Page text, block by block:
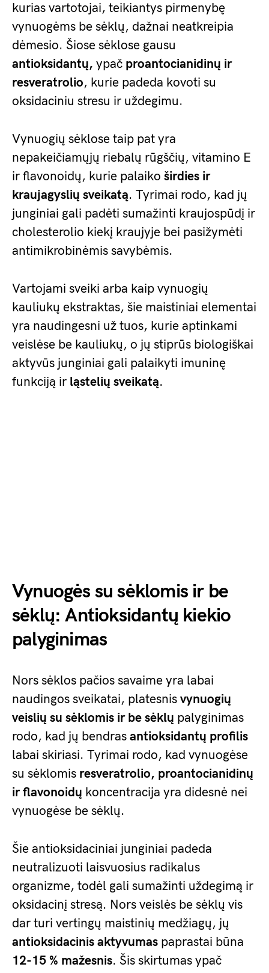
kurias vartotojai, teikiantys pirmenybę
vynuogėms be sėklų, dažnai neatkreipia
dėmesio. Šiose sėklose gausu
antioksidantų, ypač proantocianidinų ir
resveratrolio, kurie padeda kovoti su
oksidaciniu stresu ir uždegimu.
Vynuogių sėklose taip pat yra
nepakeičiamųjų riebalų rūgščių, vitamino E
ir flavonoidų, kurie palaiko širdies ir
kraujagyslių sveikatą. Tyrimai rodo, kad jų
junginiai gali padėti sumažinti kraujospūdį ir
cholesterolio kiekį kraujyje bei pasižymėti
antimikrobinėmis savybėmis.
Vartojami sveiki arba kaip vynuogių
kauliukų ekstraktas, šie maistiniai elementai
yra naudingesni už tuos, kurie aptinkami
veislėse be kauliukų, o jų stiprūs biologiškai
aktyvūs junginiai gali palaikyti imuninę
funkciją ir ląstelių sveikatą.
Vynuogės su sėklomis ir be
sėklų: Antioksidantų kiekio
palyginimas
Nors sėklos pačios savaime yra labai
naudingos sveikatai, platesnis vynuogių
veislių su sėklomis ir be sėklų palyginimas
rodo, kad jų bendras antioksidantų profilis
labai skiriasi. Tyrimai rodo, kad vynuogėse
su sėklomis resveratrolio, proantocianidinų
ir flavonoidų koncentracija yra didesnė nei
vynuogėse be sėklų.
Šie antioksidaciniai junginiai padeda
neutralizuoti laisvuosius radikalus
organizme, todėl gali sumažinti uždegimą ir
oksidacinį stresą. Nors veislės be sėklų vis
dar turi vertingų maistinių medžiagų, jų
antioksidacinis aktyvumas paprastai būna
12-15 % mažesnis. Šis skirtumas ypač